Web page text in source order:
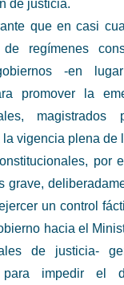
de justicia.
que en casi
regímenes
-en
promover la
magistrados
vigencia plena de
por
grave,
un control
hacia el
de justicia-
para impedir el